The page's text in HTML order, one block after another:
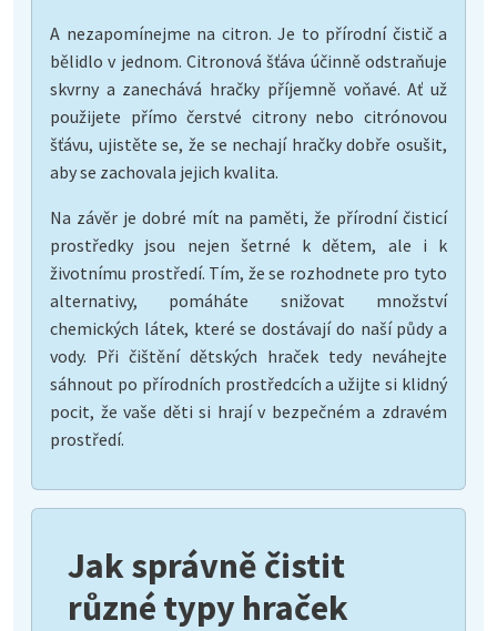
A nezapomínejme na citron. Je to přírodní čistič a
bělidlo v jednom. Citronová šťáva účinně odstraňuje
skvrny a zanechává hračky příjemně voňavé. Ať už
použijete přímo čerstvé citrony nebo citrónovou
šťávu, ujistěte se, že se nechají hračky dobře osušit,
aby se zachovala jejich kvalita.
Na závěr je dobré mít na paměti, že přírodní čisticí
prostředky jsou nejen šetrné k dětem, ale i k
životnímu prostředí. Tím, že se rozhodnete pro tyto
alternativy, pomáháte snižovat množství
chemických látek, které se dostávají do naší půdy a
vody. Při čištění dětských hraček tedy neváhejte
sáhnout po přírodních prostředcích a užijte si klidný
pocit, že vaše děti si hrají v bezpečném a zdravém
prostředí.
Jak správně čistit
různé typy hraček